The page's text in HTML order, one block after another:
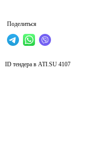
Поделиться
ID тендера в ATI.SU 4107